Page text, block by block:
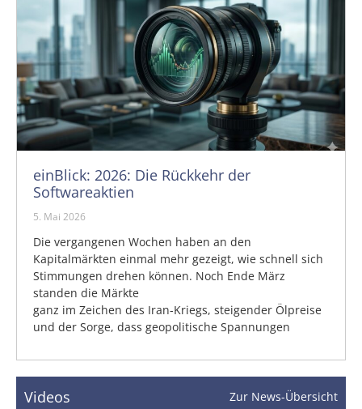
einBlick: 2026: Die Rückkehr der
Softwareaktien
5. Mai 2026
Die vergangenen Wochen haben an den
Kapitalmärkten einmal mehr gezeigt, wie schnell sich
Stimmungen drehen können. Noch Ende März
standen die Märkte
ganz im Zeichen des Iran-Kriegs, steigender Ölpreise
und der Sorge, dass geopolitische Spannungen
Videos Zur News-Übersicht